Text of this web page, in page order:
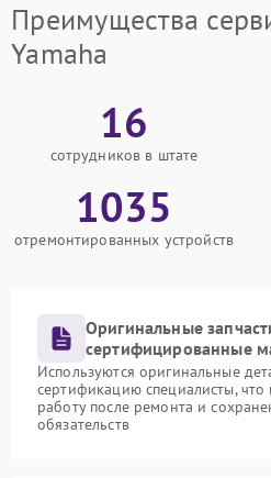
Преимущества
Yamaha
16
сотрудников в штате
1035
отремонтированных устройств
Оригинальные
сертифицированные
Используются оригинальные
сертификацию специалисты,
работу после ремонта и
обязательств